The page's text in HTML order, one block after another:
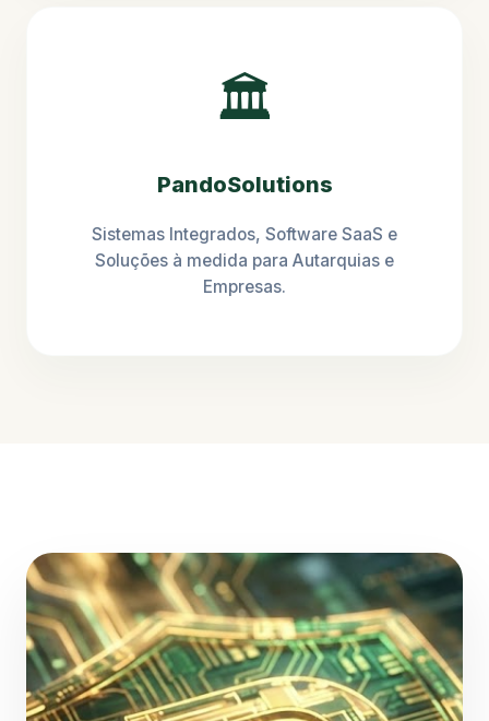
🏛️
PandoSolutions
Sistemas Integrados, Software SaaS e
Soluções à medida para Autarquias e
Empresas.